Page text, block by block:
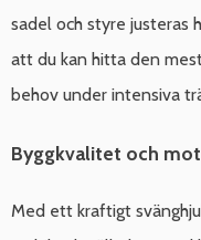
sadel och styre justeras
att du kan hitta den
behov under intensiva
Byggkvalitet och
Med ett kraftigt